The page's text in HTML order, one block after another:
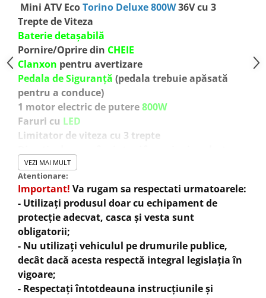
Mini ATV EcoTorino Deluxe 800W36V cu 3
Trepte de Viteza
Baterie detașabilă
Pornire/Oprire din CHEIE
Clanxon pentru avertizare
Pedala de Siguranță (pedala trebuie apăsată
pentru a conduce)
1 motor electric de putere800W
Faruri cu LED
Limitator de viteza cu 3 trepte
Aparatoare
Aparatoare
Echipata cu 3 baterii12V- 12Ah
Viteza reglabila cu cheie:
Treapta 1pana la 6 km / h
Treapta 2pana la 15 km / h
Treapta 3pana la 30 km / h
Grilaj metalic fata /spate
Transmisie pe
Timp de încărcare 4-6 ore
VEZI MAI MULT
Atentionare:
Important! Va rugam sa respectati urmatoarele:
- Utilizați produsul doar cu echipament de
protecție adecvat, casca și vesta sunt
obligatorii;
- Nu utilizați vehiculul pe drumurile publice,
decât dacă acesta respectă integral legislația în
vigoare;
- Respectați întotdeauna instrucțiunile și